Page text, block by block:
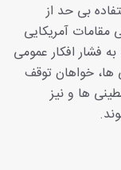
بی حد از
آمریکایی
فشار افکار عمومی
ها، خواهان توقف
ها و نیز